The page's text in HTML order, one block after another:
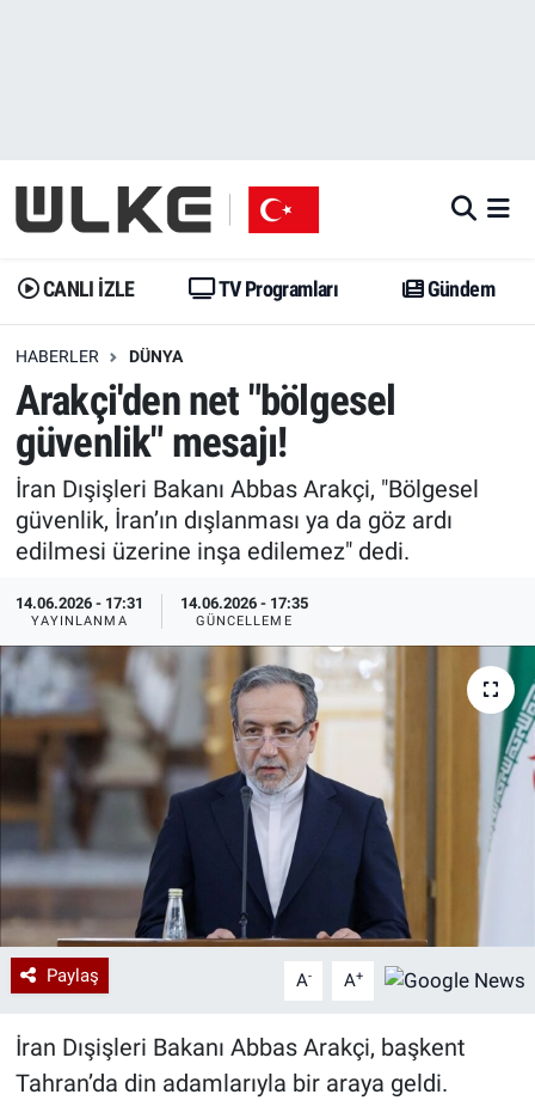
CANLI İZLE TV Programları Gündem
HABERLER DÜNYA
Arakçi'den net "bölgesel
güvenlik" mesajı!
İran Dışişleri Bakanı Abbas Arakçi, "Bölgesel
güvenlik, İran’ın dışlanması ya da göz ardı
edilmesi üzerine inşa edilemez" dedi.
14.06.2026 - 17:31
YAYINLANMA
14.06.2026 - 17:35
GÜNCELLEME
Paylaş A- A+
İran Dışişleri Bakanı Abbas Arakçi, başkent
Tahran’da din adamlarıyla bir araya geldi.
Gündem
Dünya
Erişim Bilgileri
Ekonomi
Trend
Yazarlar
Gündem
Trend
Erişim Bilgileri
Spor
Ekonomi
Medya
Özel Haberler
Kadın
Erişim Bilgileri
Sağlık
Teknoloji
İstanbul Namaz Vakitleri
Trafik Durumu
Erişim Bilgileri
Tüm Manşetler
Son Dakika Haberleri